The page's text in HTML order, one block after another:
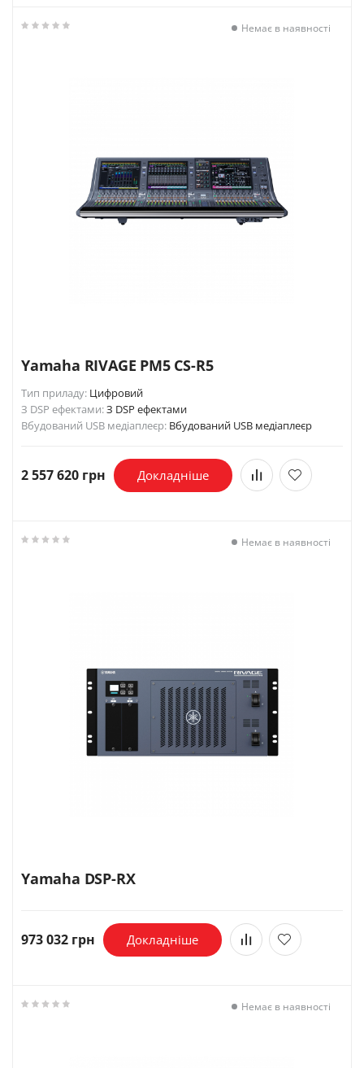
Немає в наявності
Yamaha RIVAGE PM5 CS-R5
Тип приладу: Цифровий
З DSP ефектами:З DSP ефектами
Вбудований USB медіаплеєр: Вбудований USB медіаплеєр
2 557 620 грн Докладніше
Немає в наявності
Yamaha DSP-RX
973 032 грн Докладніше
Немає в наявності